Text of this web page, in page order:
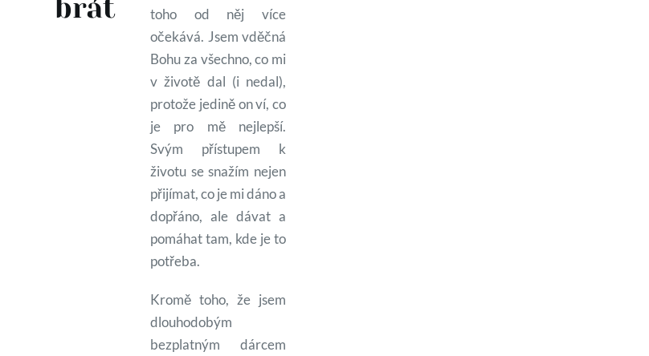
brát
toho od něj více
očekává. Jsem vděčná
Bohu za všechno, co mi
v životě dal (i nedal),
protože jedině on ví, co
je pro mě nejlepší.
Svým přístupem k
životu se snažím nejen
přijímat, co je mi dáno a
dopřáno, ale dávat a
pomáhat tam, kde je to
potřeba.
Kromě toho, že jsem
dlouhodobým
bezplatným dárcem